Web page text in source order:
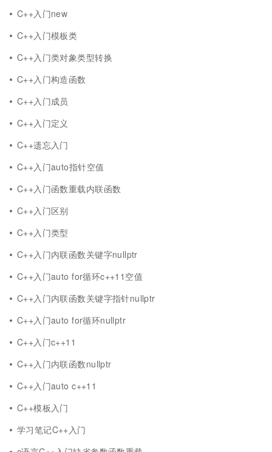
C++入门new
C++入门模板类
C++入门类对象类型转换
C++入门构造函数
C++入门成员
C++入门定义
C++遗忘入门
C++入门auto指针空值
C++入门函数重载内联函数
C++入门区别
C++入门类型
C++入门内联函数关键字nullptr
C++入门auto for循环c++11空值
C++入门内联函数关键字指针nullptr
C++入门auto for循环nullptr
C++入门c++11
C++入门内联函数nullptr
C++入门auto c++11
C++模板入门
学习笔记C++入门